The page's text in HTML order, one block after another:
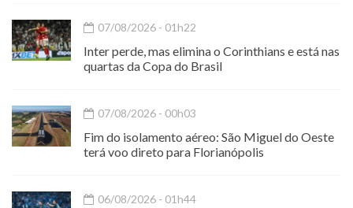
07/08/2026 - 01h22
Inter perde, mas elimina o Corinthians e está nas
quartas da Copa do Brasil
07/08/2026 - 00h03
Fim do isolamento aéreo: São Miguel do Oeste
terá voo direto para Florianópolis
06/08/2026 - 01h44